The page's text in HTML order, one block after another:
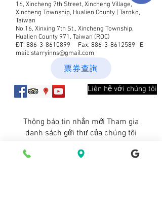
16, Xincheng 7th Street, Xincheng Village,
Xincheng Township, Hualien County | Taroko,
Taiwan
No.16, Xinxing 7th St., Xincheng Township,
Hualien County 971, Taiwan (ROC)
ĐT: 886-3-8610899 Fax: 886-3-8612589 E-
mail: starryinns@gmail.com
票券查詢
Liên hệ với chúng tôi
Thông báo tin nhắn mới Tham gia
danh sách gửi thư của chúng tôi